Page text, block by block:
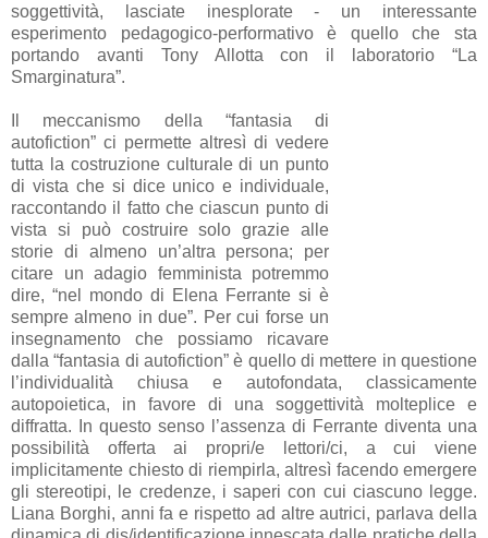
soggettività, lasciate inesplorate - un interessante
esperimento pedagogico-performativo è quello che sta
portando avanti Tony Allotta con il laboratorio “La
Smarginatura”.
Il meccanismo della “fantasia di
autofiction” ci permette altresì di vedere
tutta la costruzione culturale di un punto
di vista che si dice unico e individuale,
raccontando il fatto che ciascun punto di
vista si può costruire solo grazie alle
storie di almeno un’altra persona; per
citare un adagio femminista potremmo
dire, “nel mondo di Elena Ferrante si è
sempre almeno in due”. Per cui forse un
insegnamento che possiamo ricavare
dalla “fantasia di autofiction” è quello di mettere in questione
l’individualità chiusa e autofondata, classicamente
autopoietica, in favore di una soggettività molteplice e
diffratta. In questo senso l’assenza di Ferrante diventa una
possibilità offerta ai propri/e lettori/ci, a cui viene
implicitamente chiesto di riempirla, altresì facendo emergere
gli stereotipi, le credenze, i saperi con cui ciascuno legge.
Liana Borghi, anni fa e rispetto ad altre autrici, parlava della